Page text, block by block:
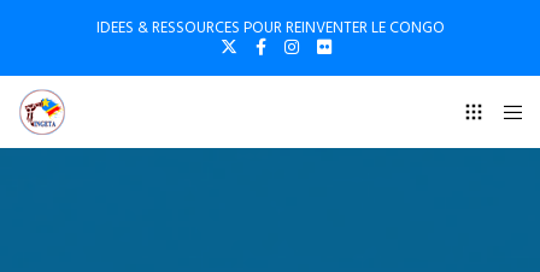
IDEES & RESSOURCES POUR REINVENTER LE CONGO